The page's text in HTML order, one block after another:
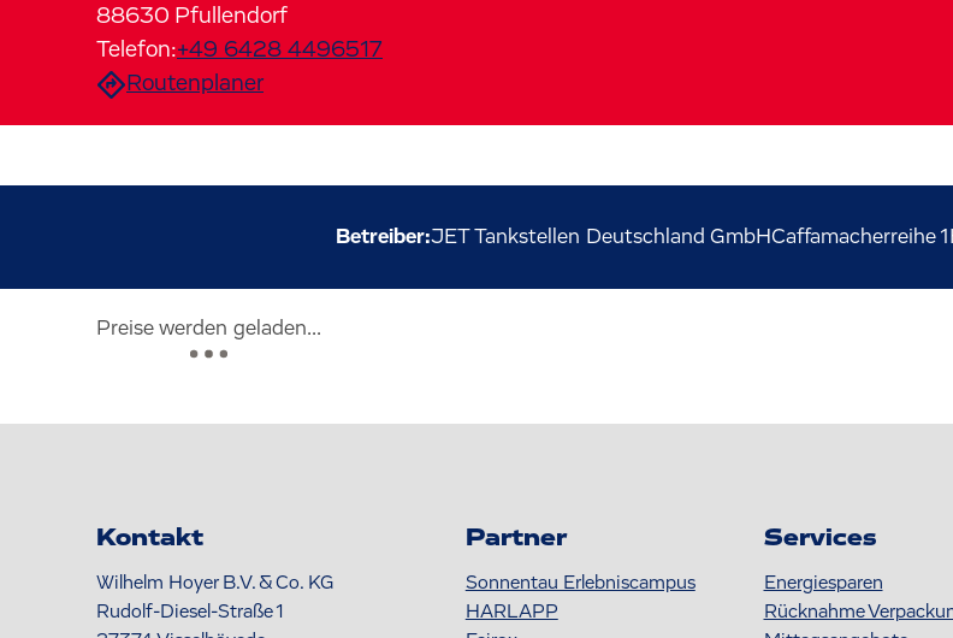
88630 Pfullendorf
Telefon:+49 6428 4496517
Routenplaner
Betreiber:JET Tankstellen Deutschland GmbHCaffamacherreihe 1
Preise werden geladen...
Kontakt
Wilhelm Hoyer B.V. & Co. KG
Rudolf-Diesel-Straße 1
Partner
Sonnentau Erlebniscampus
HARLAPP
Services
Energiesparen
Rücknahme